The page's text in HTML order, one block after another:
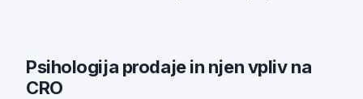
Psihologija prodaje in njen vpliv na
CRO